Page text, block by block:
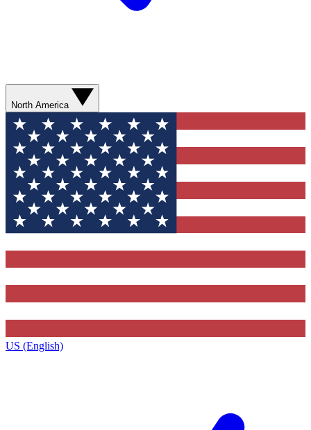
North America
US (English)